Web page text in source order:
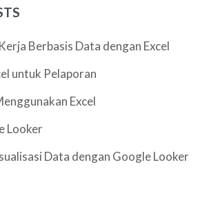
Berbasis Data dengan Excel
untuk Pelaporan
Excel
Looker
Data dengan Google Looker